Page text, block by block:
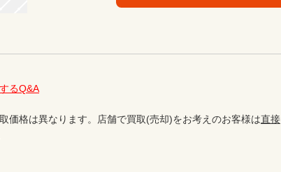
るQ&A
価格は異なります。店舗で買取(売却)をお考えのお客様は直接